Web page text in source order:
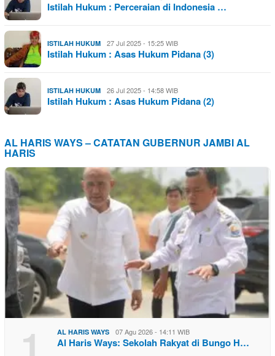
Istilah Hukum : Perceraian di Indonesia …
ISTILAH HUKUM 27 Jul 2025 - 15:25 WIB
Istilah Hukum : Asas Hukum Pidana (3)
ISTILAH HUKUM 26 Jul 2025 - 14:58 WIB
Istilah Hukum : Asas Hukum Pidana (2)
AL HARIS WAYS – CATATAN GUBERNUR JAMBI AL
HARIS
1 AL HARIS WAYS 07 Agu 2026 - 14:11 WIB
Al Haris Ways: Sekolah Rakyat di Bungo H…